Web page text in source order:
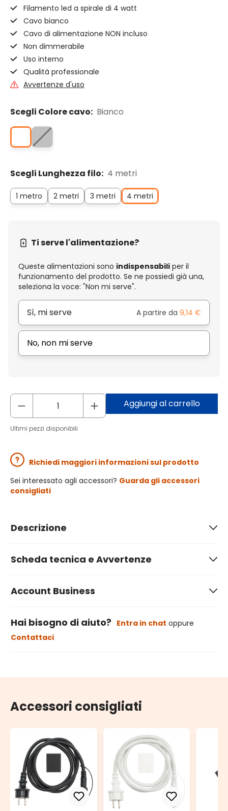
Filamento led a spirale di 4 watt
Cavo bianco
Cavo di alimentazione NON incluso
Non dimmerabile
Uso interno
Qualità professionale
Avvertenze d'uso
Scegli Colore cavo: Bianco
Scegli Lunghezza filo: 4 metri
1 metro 2 metri 3 metri 4 metri
Ti serve l'alimentazione?
Queste alimentazioni sono indispensabili per il
funzionamento del prodotto. Se ne possiedi già una,
seleziona la voce: "Non mi serve".
Sì, mi serve A partire da 9,14 €
No, non mi serve
Aggiungi al carrello
Ultimi pezzi disponibili
Richiedi maggiori informazioni sul prodotto
Sei interessato agli accessori? Guarda gli accessori
consigliati
Descrizione
Scheda tecnica e Avvertenze
Account Business
Hai bisogno di aiuto? Entra in chat oppure
Contattaci
Accessori consigliati